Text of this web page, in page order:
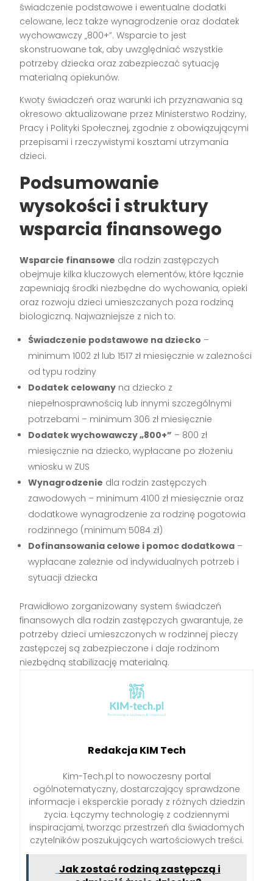
świadczenie podstawowe i ewentualne dodatki
celowane, lecz także wynagrodzenie oraz dodatek
wychowawczy „800+”. Wsparcie to jest
skonstruowane tak, aby uwzględniać wszystkie
potrzeby dziecka oraz zabezpieczać sytuację
materialną opiekunów.
Kwoty świadczeń oraz warunki ich przyznawania są
okresowo aktualizowane przez Ministerstwo Rodziny,
Pracy i Polityki Społecznej, zgodnie z obowiązującymi
przepisami i rzeczywistymi kosztami utrzymania
dzieci.
Podsumowanie
wysokości i struktury
wsparcia finansowego
Wsparcie finansowe dla rodzin zastępczych
obejmuje kilka kluczowych elementów, które łącznie
zapewniają środki niezbędne do wychowania, opieki
oraz rozwoju dzieci umieszczanych poza rodziną
biologiczną. Najważniejsze z nich to:
Świadczenie podstawowe na dziecko –
minimum 1002 zł lub 1517 zł miesięcznie w zależności
od typu rodziny
Dodatek celowany na dziecko z
niepełnosprawnością lub innymi szczególnymi
potrzebami – minimum 306 zł miesięcznie
Dodatek wychowawczy „800+” – 800 zł
miesięcznie na dziecko, wypłacane po złożeniu
wniosku w ZUS
Wynagrodzenie dla rodzin zastępczych
zawodowych – minimum 4100 zł miesięcznie oraz
dodatkowe wynagrodzenie za rodzinę pogotowia
rodzinnego (minimum 5084 zł)
Dofinansowania celowe i pomoc dodatkowa –
wypłacane zależnie od indywidualnych potrzeb i
sytuacji dziecka
Prawidłowo zorganizowany system świadczeń
finansowych dla rodzin zastępczych gwarantuje, że
potrzeby dzieci umieszczonych w rodzinnej pieczy
zastępczej są zabezpieczone i daje rodzinom
niezbędną stabilizację materialną.
Redakcja KIM Tech
Kim-Tech.pl to nowoczesny portal
ogólnotematyczny, dostarczający sprawdzone
informacje i eksperckie porady z różnych dziedzin
życia. Łączymy technologię z codziennymi
inspiracjami, tworząc przestrzeń dla świadomych
czytelników poszukujących wartościowych treści.
Jak zostać rodziną zastępczą i